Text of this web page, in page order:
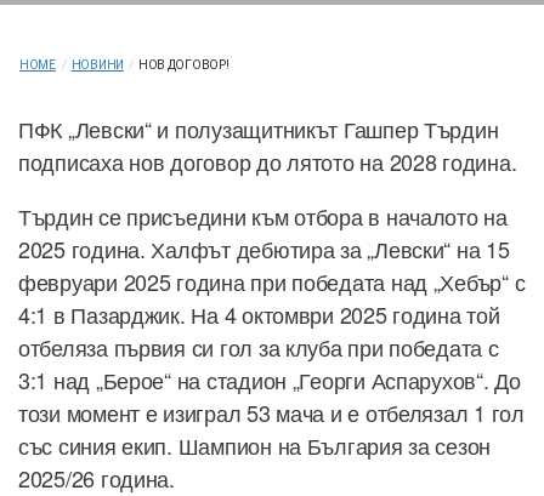
HOME / НОВИНИ / НОВ ДОГОВОР!
ПФК „Левски“ и полузащитникът Гашпер Търдин
подписаха нов договор до лятото на 2028 година.
Търдин се присъедини към отбора в началото на
2025 година. Халфът дебютира за „Левски“ на 15
февруари 2025 година при победата над „Хебър“ с
4:1 в Пазарджик. На 4 октомври 2025 година той
отбеляза първия си гол за клуба при победата с
3:1 над „Берое“ на стадион „Георги Аспарухов“. До
този момент е изиграл 53 мача и е отбелязал 1 гол
със синия екип. Шампион на България за сезон
2025/26 година.